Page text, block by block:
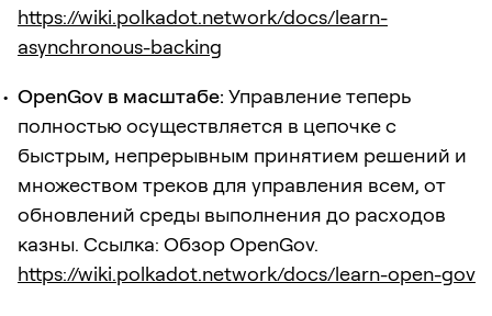
https://wiki.polkadot.network/docs/learn-
asynchronous-backing
OpenGov в масштабе: Управление теперь
полностью осуществляется в цепочке с
быстрым, непрерывным принятием решений и
множеством треков для управления всем, от
обновлений среды выполнения до расходов
казны. Ссылка: Обзор OpenGov.
https://wiki.polkadot.network/docs/learn-open-gov